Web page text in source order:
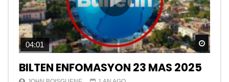
04:01
BILTEN ENFOMASYON 23 MAS 2025